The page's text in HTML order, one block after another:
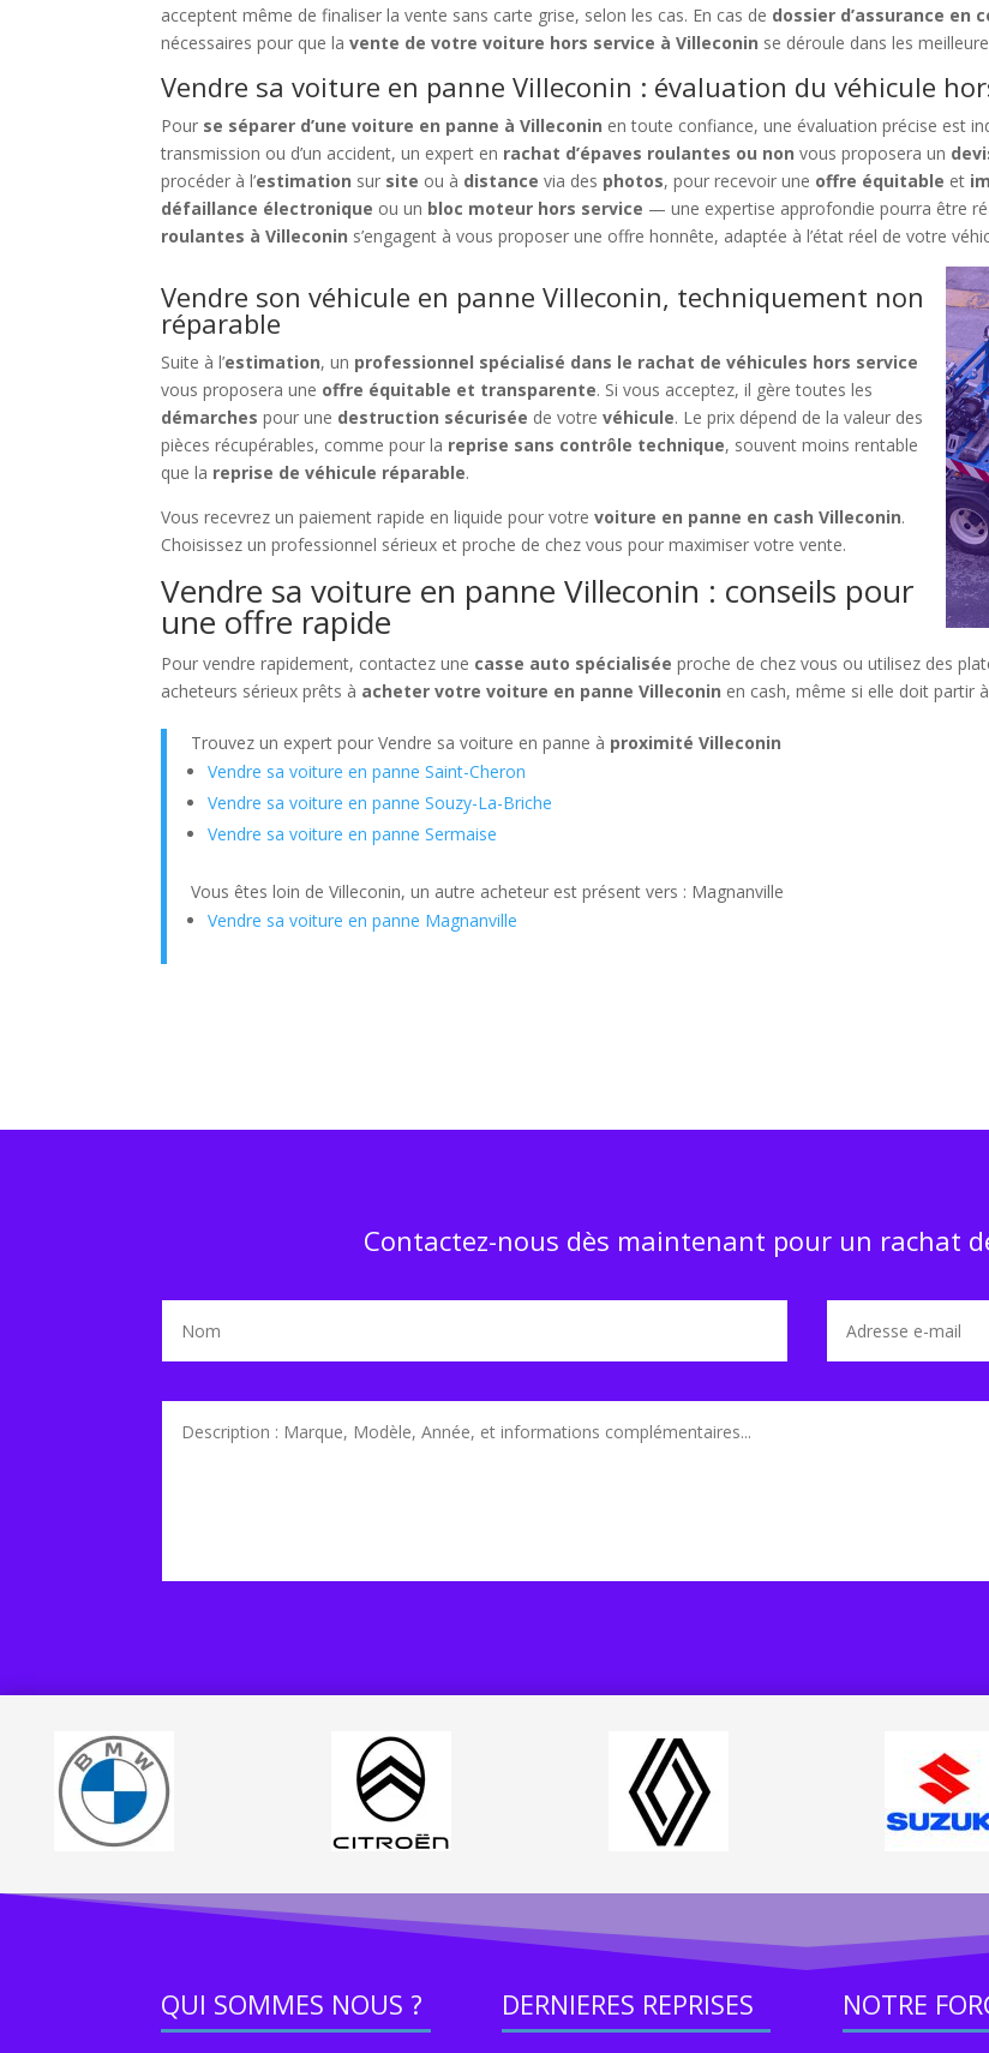
acceptent même de finaliser la vente sans carte grise, selon les cas. En cas de dossier d’assurance en
nécessaires pour que lavente de votre voiture hors service à Villeconin se déroule dans les
Vendre sa voiture en panne Villeconin : évaluation du véhicule
Pour se séparer d’une voiture en panne à Villeconin en toute confiance, une évaluation précise est
transmission ou d’un accident, un expert en rachat d’épaves roulantes ou non vous proposera un
procéder à l’estimation sur site ou à distance via des photos, pour recevoir une offre équitable et
défaillance électronique ou un bloc moteur hors service — une expertise approfondie pourra être
roulantes à Villeconin s’engagent à vous proposer une offre honnête, adaptée à l’état réel de votre
Vendre son véhicule en panne Villeconin, techniquement non
réparable
Suite à l’estimation, un professionnel spécialisé dans le rachat de véhicules hors service
vous proposera une offre équitable et transparente. Si vous acceptez, il gère toutes les
démarches pour une destruction sécurisée de votrevéhicule. Le prix dépend de la valeur des
pièces récupérables, comme pour la reprise sans contrôle technique, souvent moins rentable
que la reprise de véhicule réparable.
Vous recevrez un paiement rapide en liquide pour votrevoiture en panne en cash Villeconin.
Choisissez un professionnel sérieux et proche de chez vous pour maximiser votre vente.
Vendre sa voiture en panne Villeconin : conseils pour
une offre rapide
Pour vendre rapidement, contactez une casse auto spécialisée proche de chez vous ou utilisez des
acheteurs sérieux prêts à acheter votre voiture en panne Villeconin en cash, même si elle doit partir
Trouvez un expert pour Vendre sa voiture en panne à proximité Villeconin
Vendre sa voiture en panne Saint-Cheron
Vendre sa voiture en panne Souzy-La-Briche
Vendre sa voiture en panne Sermaise
Vous êtes loin de Villeconin, un autre acheteur est présent vers : Magnanville
Vendre sa voiture en panne Magnanville
Contactez-nous dès maintenant pour un rachat
QUI SOMMES NOUS ? DERNIERES REPRISES NOTRE